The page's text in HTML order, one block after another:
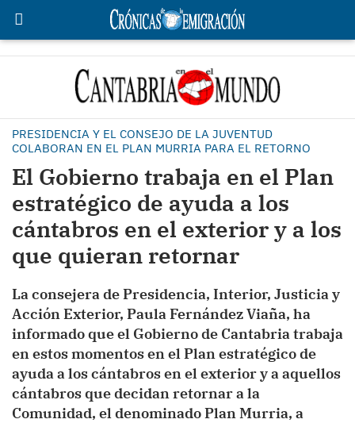
PRESIDENCIA Y EL CONSEJO DE LA JUVENTUD
COLABORAN EN EL PLAN MURRIA PARA EL RETORNO
El Gobierno trabaja en el Plan
estratégico de ayuda a los
cántabros en el exterior y a los
que quieran retornar
La consejera de Presidencia, Interior, Justicia y
Acción Exterior, Paula Fernández Viaña, ha
informado que el Gobierno de Cantabria trabaja
en estos momentos en el Plan estratégico de
ayuda a los cántabros en el exterior y a aquellos
cántabros que decidan retornar a la
Comunidad, el denominado Plan Murria, a